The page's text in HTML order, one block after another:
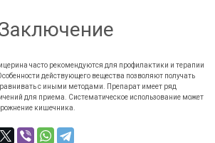
часто рекомендуются для профилактики и терапии
действующего вещества позволяют получать
с иными методами. Препарат имеет ряд
для приема. Систематическое использование может
кишечника.